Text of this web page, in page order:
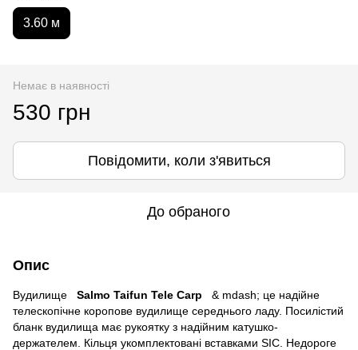
3.60 м
Немає в наявності
530 грн
Повідомити, коли з'явиться
До обраного
Опис
Вудилище Salmo Taifun Tele Carp
& mdash; це надійне
телескопічне коропове вудилище середнього ладу. Посилістий
бланк вудилища має рукоятку з надійним катушко-
держателем. Кільця укомплектовані вставками SIC. Недороге